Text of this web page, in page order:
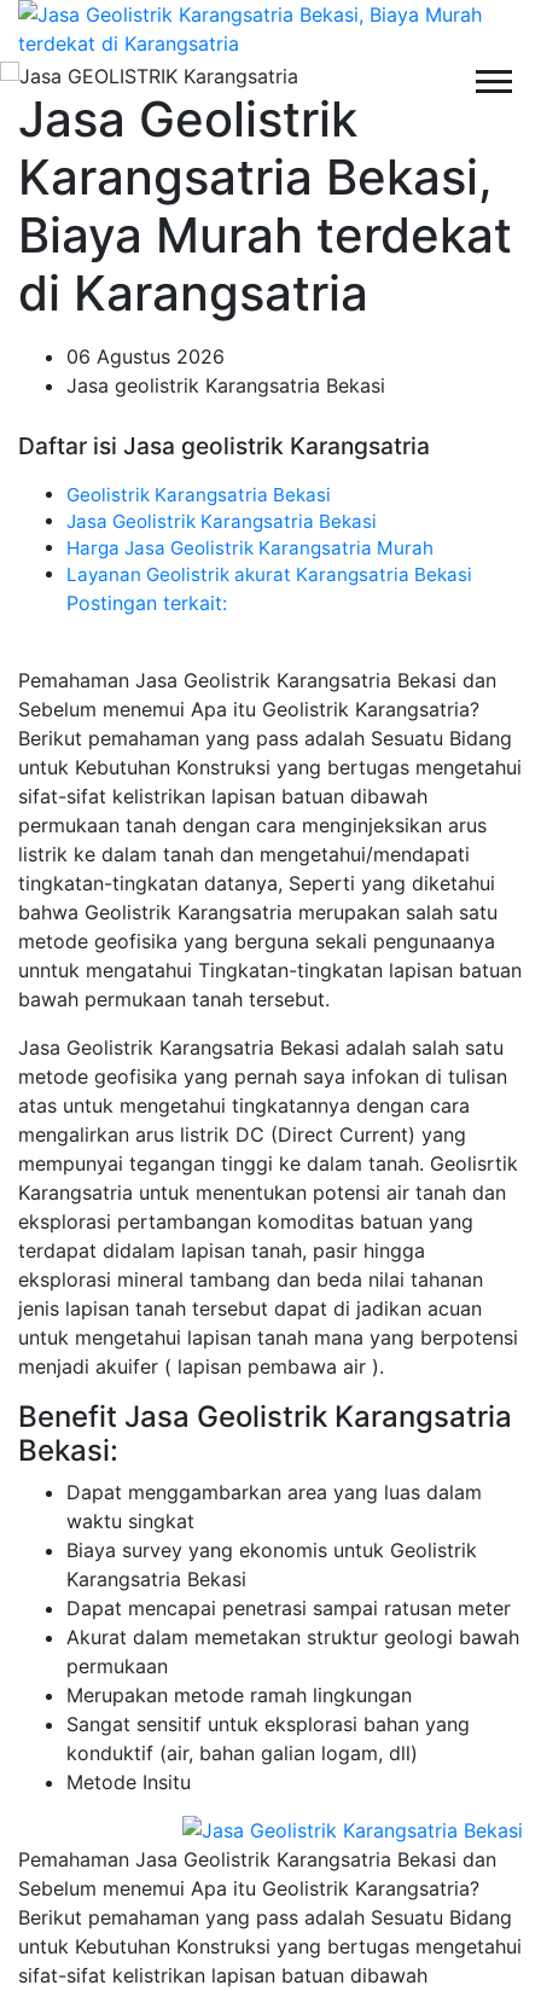
Jasa Geolistrik
Karangsatria Bekasi,
Biaya Murah terdekat
di Karangsatria
06 Agustus 2026
Jasa geolistrik Karangsatria Bekasi
Daftar isi Jasa geolistrik Karangsatria
Geolistrik Karangsatria Bekasi
Jasa Geolistrik Karangsatria Bekasi
Harga Jasa Geolistrik Karangsatria Murah
Layanan Geolistrik akurat Karangsatria Bekasi
Postingan terkait:
Pemahaman Jasa Geolistrik Karangsatria Bekasi dan
Sebelum menemui Apa itu Geolistrik Karangsatria?
Berikut pemahaman yang pass adalah Sesuatu Bidang
untuk Kebutuhan Konstruksi yang bertugas mengetahui
sifat-sifat kelistrikan lapisan batuan dibawah
permukaan tanah dengan cara menginjeksikan arus
listrik ke dalam tanah dan mengetahui/mendapati
tingkatan-tingkatan datanya, Seperti yang diketahui
bahwa Geolistrik Karangsatria merupakan salah satu
metode geofisika yang berguna sekali pengunaanya
unntuk mengatahui Tingkatan-tingkatan lapisan batuan
bawah permukaan tanah tersebut.
Jasa Geolistrik Karangsatria Bekasi adalah salah satu
metode geofisika yang pernah saya infokan di tulisan
atas untuk mengetahui tingkatannya dengan cara
mengalirkan arus listrik DC (Direct Current) yang
mempunyai tegangan tinggi ke dalam tanah. Geolisrtik
Karangsatria untuk menentukan potensi air tanah dan
eksplorasi pertambangan komoditas batuan yang
terdapat didalam lapisan tanah, pasir hingga
eksplorasi mineral tambang dan beda nilai tahanan
jenis lapisan tanah tersebut dapat di jadikan acuan
untuk mengetahui lapisan tanah mana yang berpotensi
menjadi akuifer ( lapisan pembawa air ).
Benefit Jasa Geolistrik Karangsatria
Bekasi:
Dapat menggambarkan area yang luas dalam
waktu singkat
Biaya survey yang ekonomis untuk Geolistrik
Karangsatria Bekasi
Dapat mencapai penetrasi sampai ratusan meter
Akurat dalam memetakan struktur geologi bawah
permukaan
Merupakan metode ramah lingkungan
Sangat sensitif untuk eksplorasi bahan yang
konduktif (air, bahan galian logam, dll)
Metode Insitu
Pemahaman Jasa Geolistrik Karangsatria Bekasi dan
Sebelum menemui Apa itu Geolistrik Karangsatria?
Berikut pemahaman yang pass adalah Sesuatu Bidang
untuk Kebutuhan Konstruksi yang bertugas mengetahui
sifat-sifat kelistrikan lapisan batuan dibawah